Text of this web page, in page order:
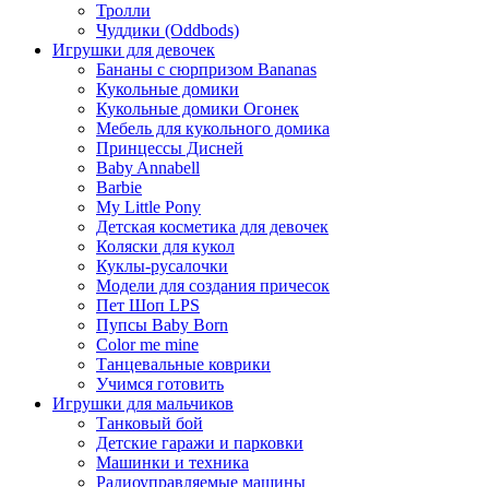
Тролли
Чуддики (Oddbods)
Игрушки для девочек
Бананы с сюрпризом Bananas
Кукольные домики
Кукольные домики Огонек
Мебель для кукольного домика
Принцессы Дисней
Baby Annabell
Barbie
My Little Pony
Детская косметика для девочек
Коляски для кукол
Куклы-русалочки
Модели для создания причесок
Пет Шоп LPS
Пупсы Baby Born
Сolor me mine
Танцевальные коврики
Учимся готовить
Игрушки для мальчиков
Танковый бой
Детские гаражи и парковки
Машинки и техника
Радиоуправляемые машины